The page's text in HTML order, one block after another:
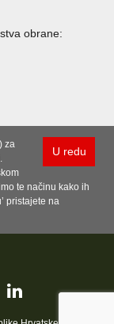
obrane:
U redu
za
te načinu kako ih
pristajete na